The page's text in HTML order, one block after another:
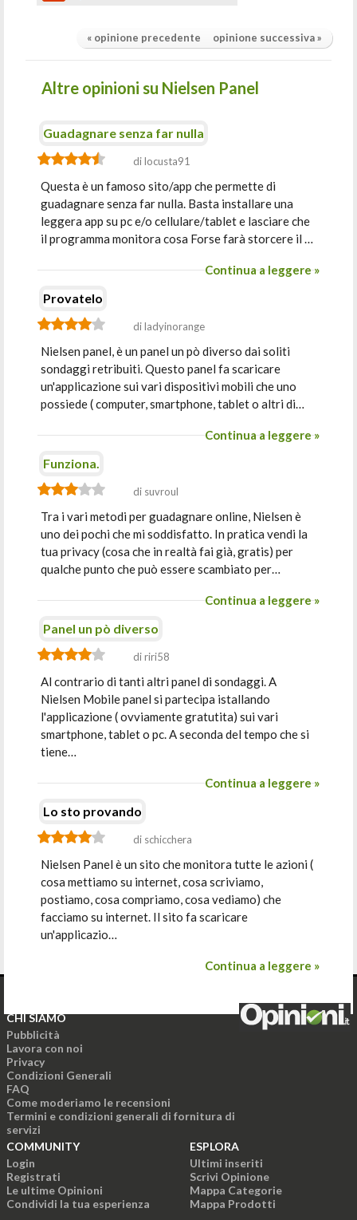
« opinione precedente opinione successiva »
Altre opinioni su Nielsen Panel
Guadagnare senza far nulla
di locusta91
Questa è un famoso sito/app che permette di
guadagnare senza far nulla. Basta installare una
leggera app su pc e/o cellulare/tablet e lasciare che
il programma monitora cosa Forse farà storcere il …
Continua a leggere »
Provatelo
di ladyinorange
Nielsen panel, è un panel un pò diverso dai soliti
sondaggi retribuiti. Questo panel fa scaricare
un'applicazione sui vari dispositivi mobili che uno
possiede ( computer, smartphone, tablet o altri di…
Continua a leggere »
Funziona.
di suvroul
Tra i vari metodi per guadagnare online, Nielsen è
uno dei pochi che mi soddisfatto. In pratica vendi la
tua privacy (cosa che in realtà fai già, gratis) per
qualche punto che può essere scambiato per…
Continua a leggere »
Panel un pò diverso
di riri58
Al contrario di tanti altri panel di sondaggi. A
Nielsen Mobile panel si partecipa istallando
l'applicazione ( ovviamente gratutita) sui vari
smartphone, tablet o pc. A seconda del tempo che si
tiene…
Continua a leggere »
Lo sto provando
di schicchera
Nielsen Panel è un sito che monitora tutte le azioni (
cosa mettiamo su internet, cosa scriviamo,
postiamo, cosa compriamo, cosa vediamo) che
facciamo su internet. Il sito fa scaricare
un'applicazio…
Continua a leggere »
CHI SIAMO
Pubblicità
Lavora con noi
Privacy
Condizioni Generali
FAQ
Come moderiamo le recensioni
Termini e condizioni generali di fornitura di
servizi
COMMUNITY
Login
Registrati
Le ultime Opinioni
Condividi la tua esperienza
ESPLORA
Ultimi inseriti
Scrivi Opinione
Mappa Categorie
Mappa Prodotti